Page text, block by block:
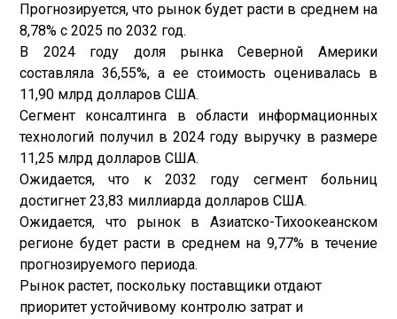
Прогнозируется, что рынок будет расти в среднем на
8,78% с 2025 по 2032 год.
В 2024 году доля рынка Северной Америки
составляла 36,55%, а ее стоимость оценивалась в
11,90 млрд долларов США.
Сегмент консалтинга в области информационных
технологий получил в 2024 году выручку в размере
11,25 млрд долларов США.
Ожидается, что к 2032 году сегмент больниц
достигнет 23,83 миллиарда долларов США.
Ожидается, что рынок в Азиатско-Тихоокеанском
регионе будет расти в среднем на 9,77% в течение
прогнозируемого периода.
Рынок растет, поскольку поставщики отдают
приоритет устойчивому контролю затрат и